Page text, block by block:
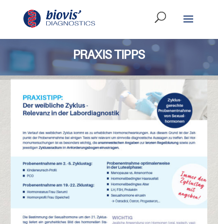
PRAXIS TIPPS